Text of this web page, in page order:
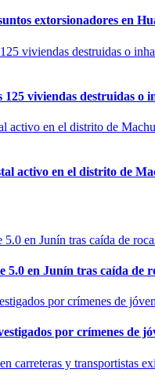
extorsionadores en
viviendas destruidas o
activo en el distrito de
5.0 en Junín tras caída de
por crímenes de